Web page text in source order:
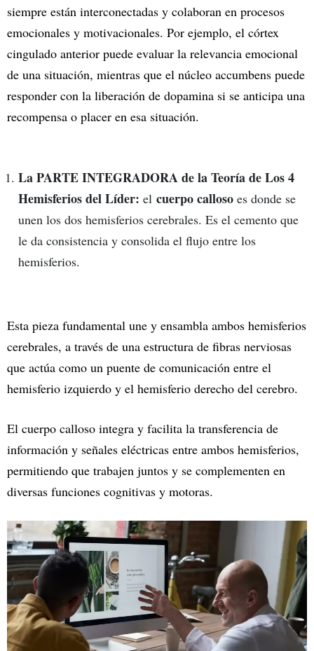
siempre están interconectadas y colaboran en procesos
emocionales y motivacionales. Por ejemplo, el córtex
cingulado anterior puede evaluar la relevancia emocional
de una situación, mientras que el núcleo accumbens puede
responder con la liberación de dopamina si se anticipa una
recompensa o placer en esa situación.
La PARTE INTEGRADORA de la Teoría de Los 4
Hemisferios del Líder: el cuerpo calloso es donde se
unen los dos hemisferios cerebrales. Es el cemento que
le da consistencia y consolida el flujo entre los
hemisferios.
Esta pieza fundamental une y ensambla ambos hemisferios
cerebrales, a través de una estructura de fibras nerviosas
que actúa como un puente de comunicación entre el
hemisferio izquierdo y el hemisferio derecho del cerebro.
El cuerpo calloso integra y facilita la transferencia de
información y señales eléctricas entre ambos hemisferios,
permitiendo que trabajen juntos y se complementen en
diversas funciones cognitivas y motoras.